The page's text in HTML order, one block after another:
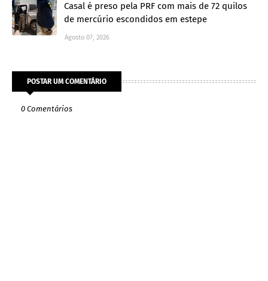
Casal é preso pela PRF com mais de 72 quilos
de mercúrio escondidos em estepe
Agosto 07, 2026
POSTAR UM COMENTÁRIO
0 Comentários